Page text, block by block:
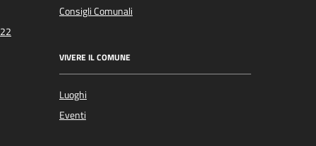
Consigli Comunali
VIVERE IL COMUNE
Luoghi
Eventi